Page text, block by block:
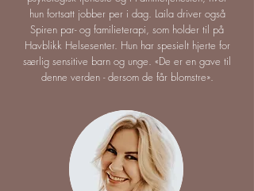
hun fortsatt jobber per i dag. Laila driver også
Spiren par- og familieterapi, som holder til på
Havblikk Helsesenter. Hun har spesielt hjerte for
særlig sensitive barn og unge. «De er en gave til
denne verden - dersom de får blomstre».